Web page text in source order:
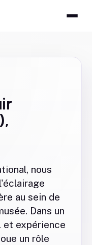
nous
au sein de
Dans un
et expérience
un rôle